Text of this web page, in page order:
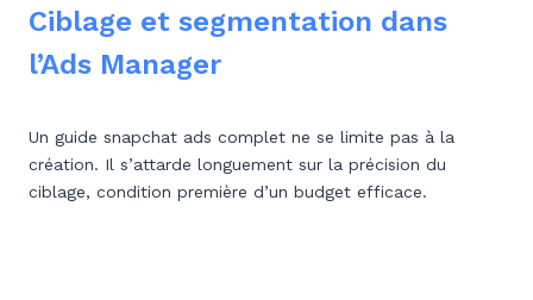
Ciblage et segmentation dans
l’Ads Manager
Un guide snapchat ads complet ne se limite pas à la
création. Il s’attarde longuement sur la précision du
ciblage, condition première d’un budget efficace.